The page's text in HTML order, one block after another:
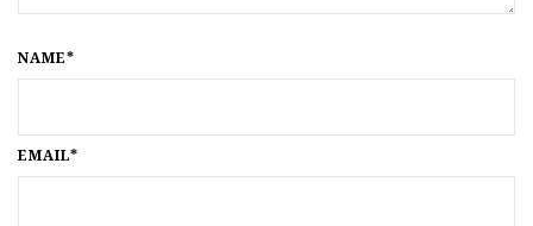
NAME*
EMAIL*